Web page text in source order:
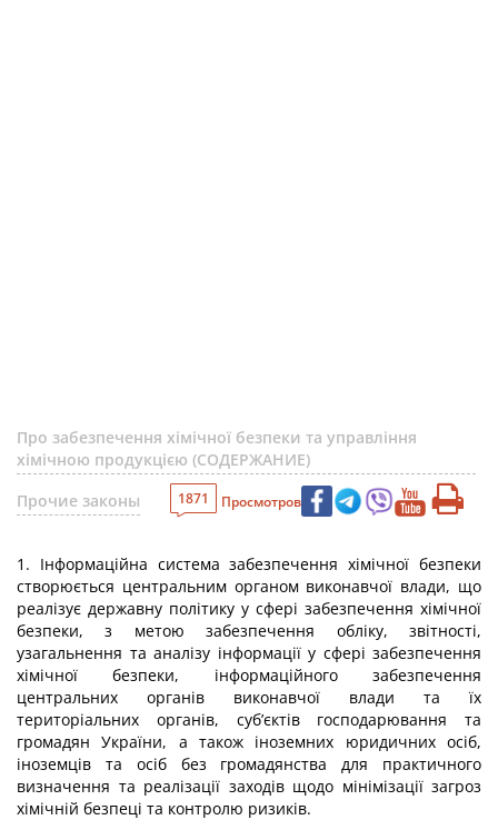
Про забезпечення хімічної безпеки та управління
хімічною продукцією (СОДЕРЖАНИЕ)
Прочие законы
1871 Просмотров
1. Інформаційна система забезпечення хімічної безпеки
створюється центральним органом виконавчої влади, що
реалізує державну політику у сфері забезпечення хімічної
безпеки, з метою забезпечення обліку, звітності,
узагальнення та аналізу інформації у сфері забезпечення
хімічної безпеки, інформаційного забезпечення
центральних органів виконавчої влади та їх
територіальних органів, суб’єктів господарювання та
громадян України, а також іноземних юридичних осіб,
іноземців та осіб без громадянства для практичного
визначення та реалізації заходів щодо мінімізації загроз
хімічній безпеці та контролю ризиків.